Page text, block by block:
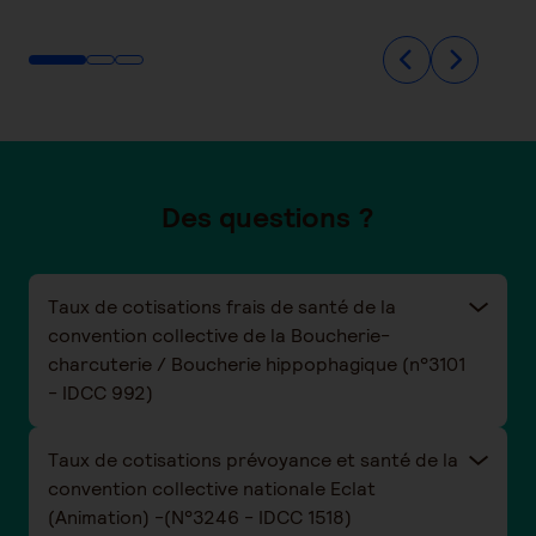
Des questions ?
Taux de cotisations frais de santé de la
convention collective de la Boucherie-
charcuterie / Boucherie hippophagique (n°3101
- IDCC 992)
Taux de cotisations prévoyance et santé de la
convention collective nationale Eclat
(Animation) -(N°3246 - IDCC 1518)